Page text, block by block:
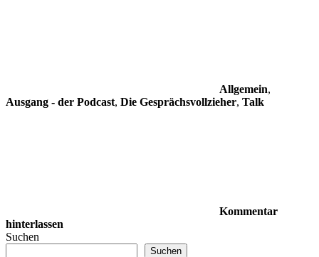
Allgemein,
Ausgang - der Podcast, Die Gesprächsvollzieher, Talk
Kommentar
hinterlassen
Suchen
Suchen